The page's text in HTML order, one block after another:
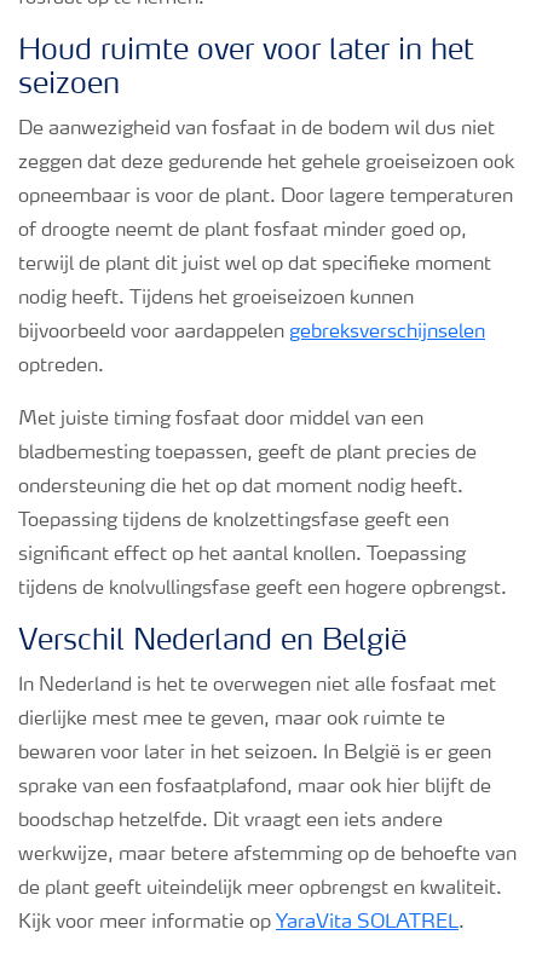
Houd ruimte over voor later in het
seizoen
De aanwezigheid van fosfaat in de bodem wil dus niet
zeggen dat deze gedurende het gehele groeiseizoen ook
opneembaar is voor de plant. Door lagere temperaturen
of droogte neemt de plant fosfaat minder goed op,
terwijl de plant dit juist wel op dat specifieke moment
nodig heeft. Tijdens het groeiseizoen kunnen
bijvoorbeeld voor aardappelen gebreksverschijnselen
optreden.
Met juiste timing fosfaat door middel van een
bladbemesting toepassen, geeft de plant precies de
ondersteuning die het op dat moment nodig heeft.
Toepassing tijdens de knolzettingsfase geeft een
significant effect op het aantal knollen. Toepassing
tijdens de knolvullingsfase geeft een hogere opbrengst.
Verschil Nederland en België
In Nederland is het te overwegen niet alle fosfaat met
dierlijke mest mee te geven, maar ook ruimte te
bewaren voor later in het seizoen. In België is er geen
sprake van een fosfaatplafond, maar ook hier blijft de
boodschap hetzelfde. Dit vraagt een iets andere
werkwijze, maar betere afstemming op de behoefte van
de plant geeft uiteindelijk meer opbrengst en kwaliteit.
Kijk voor meer informatie op YaraVita SOLATREL.